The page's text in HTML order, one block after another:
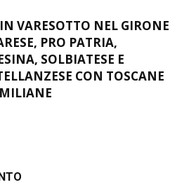
VARESOTTO NEL GIRONE
PRO PATRIA,
SOLBIATESE E
CON TOSCANE